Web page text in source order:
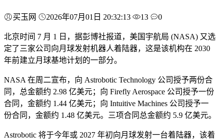
买玉网 2026年07月01日 20:32:13 13 0
北京时间 7 月 1 日，据彭博社报道，美国宇航局 (NASA) 又选
定了三家公司向月球发射机器人着陆器，这是该机构在 2030
年前建立月球基地计划的一部分。
NASA 在周二宣布，向 Astrobotic Technology 公司授予两份合
同，总金额约 2.98 亿美元；向 Firefly Aerospace 公司授予一份
合同，金额约 1.44 亿美元；向 Intuitive Machines 公司授予一
份合同，金额约 1.48 亿美元。三项合同总金额约 5.9 亿美元。
Astrobotic 将于今年或 2027 年初向月球发射一台着陆器，该着